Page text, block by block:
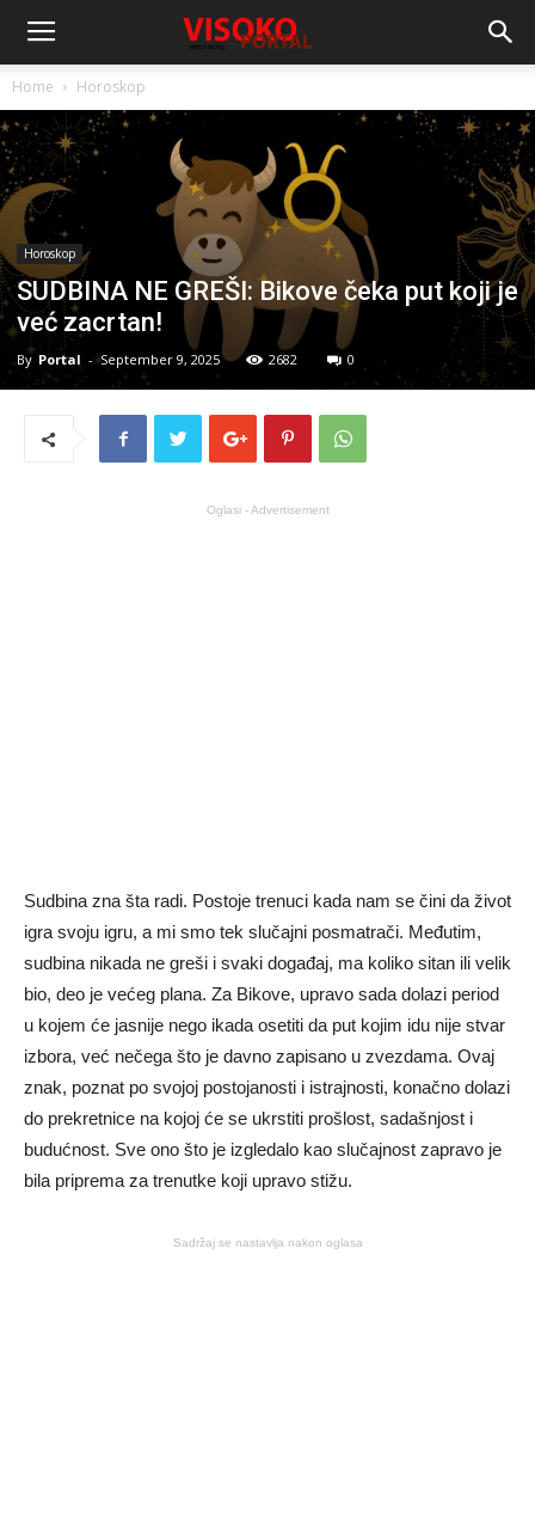
Home Horoskop
Horoskop
SUDBINA NE GREŠI: Bikove čeka put koji je
već zacrtan!
By Portal - September 9, 2025 2682 0
Oglasi - Advertisement
Sudbina zna šta radi. Postoje trenuci kada nam se čini da život
igra svoju igru, a mi smo tek slučajni posmatrači. Međutim,
sudbina nikada ne greši i svaki događaj, ma koliko sitan ili velik
bio, deo je većeg plana. Za Bikove, upravo sada dolazi period
u kojem će jasnije nego ikada osetiti da put kojim idu nije stvar
izbora, već nečega što je davno zapisano u zvezdama. Ovaj
znak, poznat po svojoj postojanosti i istrajnosti, konačno dolazi
do prekretnice na kojoj će se ukrstiti prošlost, sadašnjost i
budućnost. Sve ono što je izgledalo kao slučajnost zapravo je
bila priprema za trenutke koji upravo stižu.
Sadržaj se nastavlja nakon oglasa